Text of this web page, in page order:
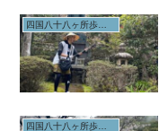
四国八十八ヶ所歩きお遍路